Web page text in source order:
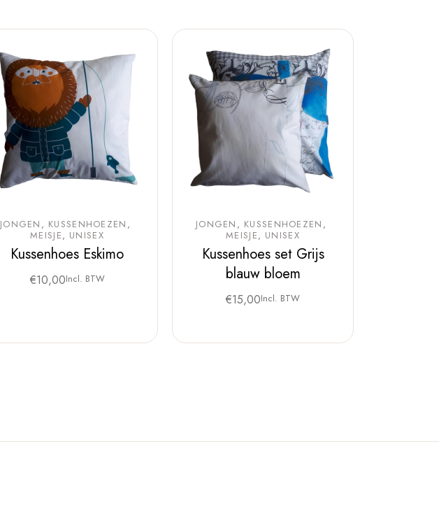
JONGEN
KUSSENHOEZEN
MEISJE
UNISEX
Kussenhoes Eskimo
€10,00Incl. BTW
JONGEN
KUSSENHOEZEN
MEISJE
UNISEX
Kussenhoes set Grijs
blauw bloem
€15,00Incl. BTW